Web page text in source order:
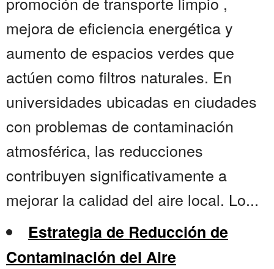
mejora de eficiencia energética y
aumento de espacios verdes que
actúen como filtros naturales. En
universidades ubicadas en ciudades
con problemas de contaminación
atmosférica, las reducciones
contribuyen significativamente a
mejorar la calidad del aire local. Lo...
Estrategia de Reducción de
Contaminación del Aire